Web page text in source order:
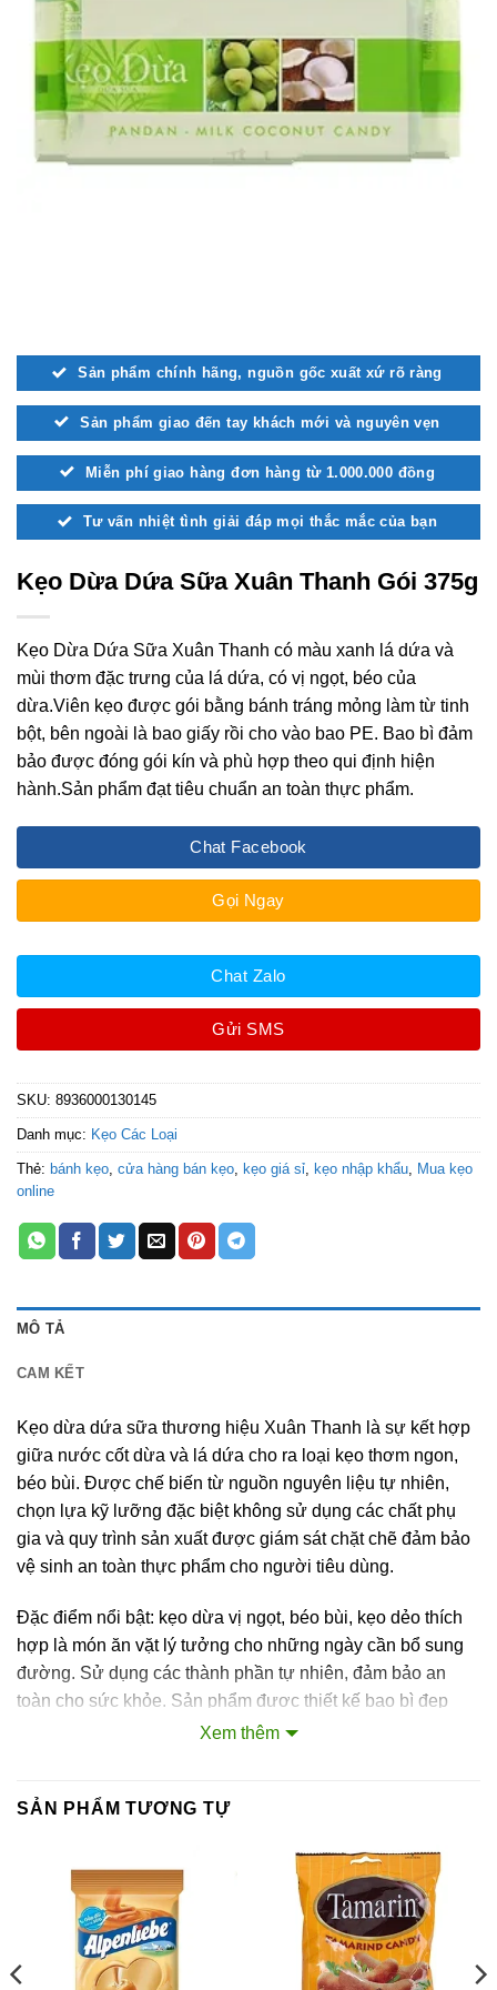
Sản phẩm chính hãng, nguồn gốc xuất xứ rõ ràng
Sản phẩm giao đến tay khách mới và nguyên vẹn
Miễn phí giao hàng đơn hàng từ 1.000.000 đồng
Tư vấn nhiệt tình giải đáp mọi thắc mắc của bạn
Kẹo Dừa Dứa Sữa Xuân Thanh Gói 375g
Kẹo Dừa Dứa Sữa Xuân Thanh có màu xanh lá dứa và
mùi thơm đặc trưng của lá dứa, có vị ngọt, béo của
dừa.Viên kẹo được gói bằng bánh tráng mỏng làm từ tinh
bột, bên ngoài là bao giấy rồi cho vào bao PE. Bao bì đảm
bảo được đóng gói kín và phù hợp theo qui định hiện
hành.Sản phẩm đạt tiêu chuẩn an toàn thực phẩm.
Chat Facebook
Gọi Ngay
Chat Zalo
Gửi SMS
SKU: 8936000130145
Danh mục: Kẹo Các Loại
Thẻ: bánh kẹo, cửa hàng bán kẹo, kẹo giá sỉ, kẹo nhập khẩu, Mua kẹo
online
MÔ TẢ
CAM KẾT
Kẹo dừa dứa sữa thương hiệu Xuân Thanh là sự kết hợp
giữa nước cốt dừa và lá dứa cho ra loại kẹo thơm ngon,
béo bùi. Được chế biến từ nguồn nguyên liệu tự nhiên,
chọn lựa kỹ lưỡng đặc biệt không sử dụng các chất phụ
gia và quy trình sản xuất được giám sát chặt chẽ đảm bảo
vệ sinh an toàn thực phẩm cho người tiêu dùng.
Đặc điểm nổi bật: kẹo dừa vị ngọt, béo bùi, kẹo dẻo thích
hợp là món ăn vặt lý tưởng cho những ngày cần bổ sung
đường. Sử dụng các thành phần tự nhiên, đảm bảo an
toàn cho sức khỏe. Sản phẩm được thiết kế bao bì đẹp
mắt, thích hợp làm quà biếu cho người thân và bạn bè đặc
Thông tin dinh dưỡng cho 100g kẹo: Tổng chất béo: 24.1g,
Thông tin cảnh báo: Không dùng cho người mẫn cảm với
các thành phần của sản phẩm.
Thông Tin Thương Hiệu: Thương hiệu kẹo Xuân Thanh
Xem thêm
SẢN PHẨM TƯƠNG TỰ